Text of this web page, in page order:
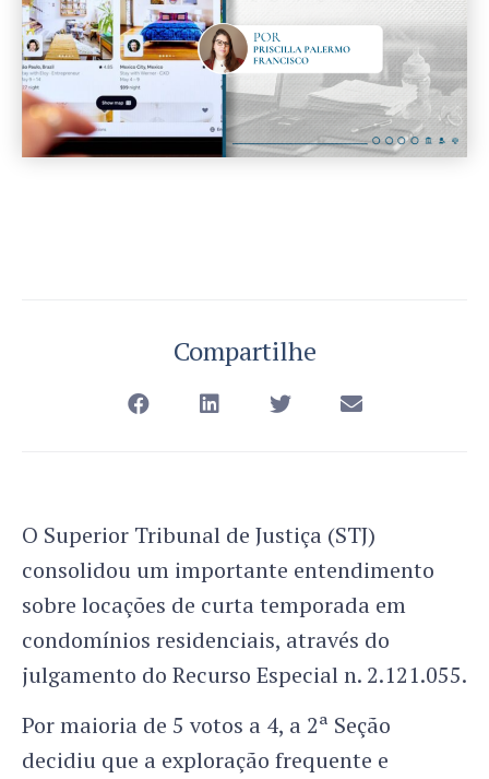
Compartilhe
O Superior Tribunal de Justiça (STJ)
consolidou um importante entendimento
sobre locações de curta temporada em
condomínios residenciais, através do
julgamento do Recurso Especial n. 2.121.055.
Por maioria de 5 votos a 4, a 2ª Seção
decidiu que a exploração frequente e